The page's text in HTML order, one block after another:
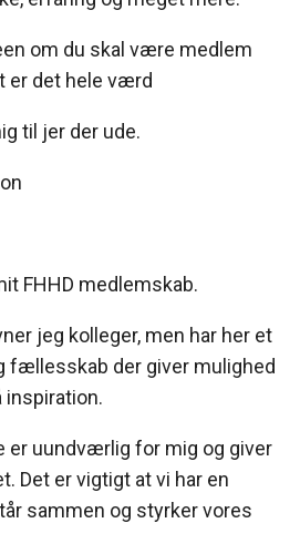
om du skal være medlem
er det hele værd
til jer der ude.
FHHD medlemskab.
jeg kolleger, men har her et
der giver mulighed
inspiration.
er uundværlig for mig og giver
Det er vigtigt at vi har en
sammen og styrker vores